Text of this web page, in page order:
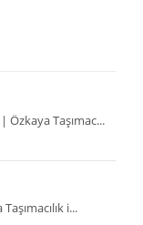
Taşımac...
i...